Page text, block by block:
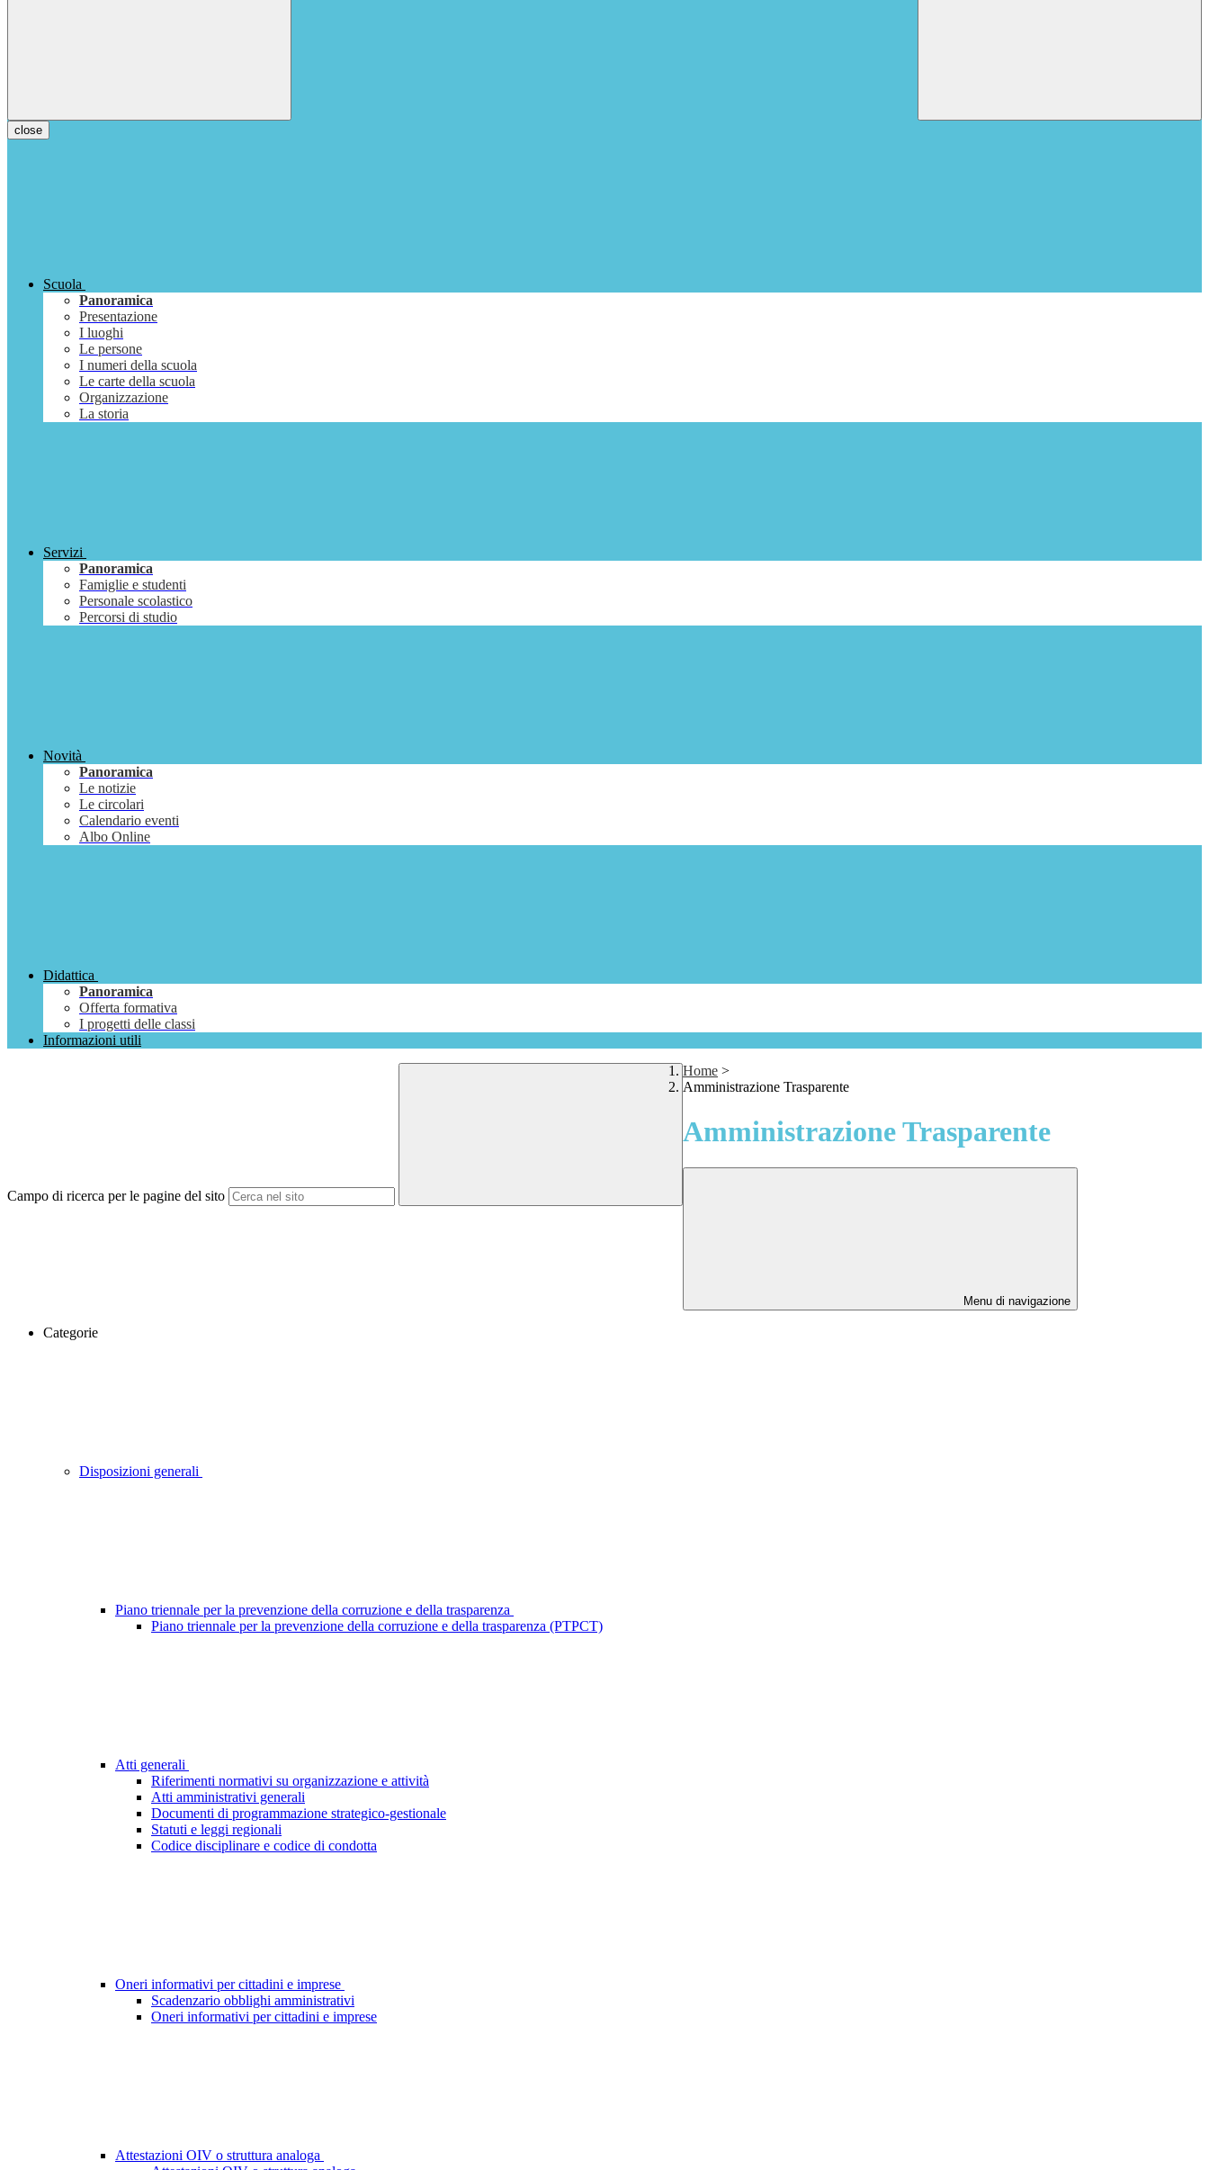
close
Scuola
Panoramica
Presentazione
I luoghi
Le persone
I numeri della scuola
Le carte della scuola
Organizzazione
La storia
Servizi
Panoramica
Famiglie e studenti
Personale scolastico
Percorsi di studio
Novità
Panoramica
Le notizie
Le circolari
Calendario eventi
Albo Online
Didattica
Panoramica
Offerta formativa
I progetti delle classi
Informazioni utili
Campo di ricerca per le pagine del sito
Home >
Amministrazione Trasparente
Amministrazione Trasparente
Menu di navigazione
Categorie
Disposizioni generali
Piano triennale per la prevenzione della corruzione e della trasparenza
Piano triennale per la prevenzione della corruzione e della trasparenza (PTPCT)
Atti generali
Riferimenti normativi su organizzazione e attività
Atti amministrativi generali
Documenti di programmazione strategico-gestionale
Statuti e leggi regionali
Codice disciplinare e codice di condotta
Oneri informativi per cittadini e imprese
Scadenzario obblighi amministrativi
Oneri informativi per cittadini e imprese
Attestazioni OIV o struttura analoga